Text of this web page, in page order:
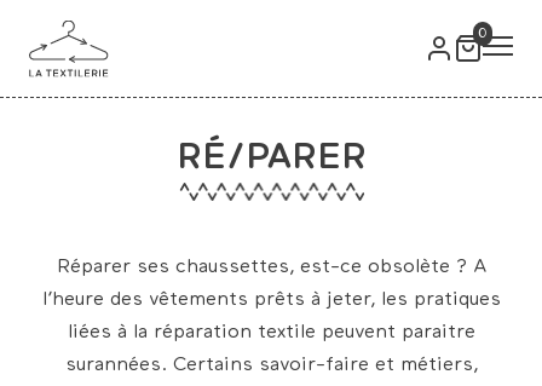
0
RÉ/PARER
Réparer ses chaussettes, est-ce obsolète ? A
l’heure des vêtements prêts à jeter, les pratiques
liées à la réparation textile peuvent paraitre
surannées. Certains savoir-faire et métiers,